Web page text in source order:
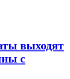
выходят
с